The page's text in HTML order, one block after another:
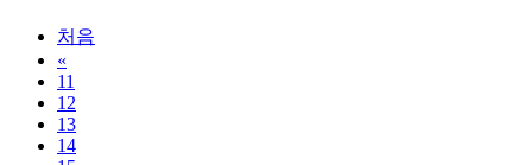
처음
«
11
12
13
14